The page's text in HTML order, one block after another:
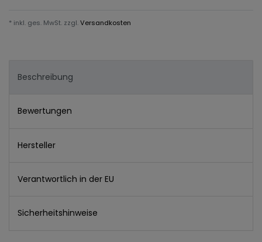
* inkl. ges. MwSt. zzgl.Versandkosten
Beschreibung
Bewertungen
Hersteller
Verantwortlich in der EU
Sicherheitshinweise